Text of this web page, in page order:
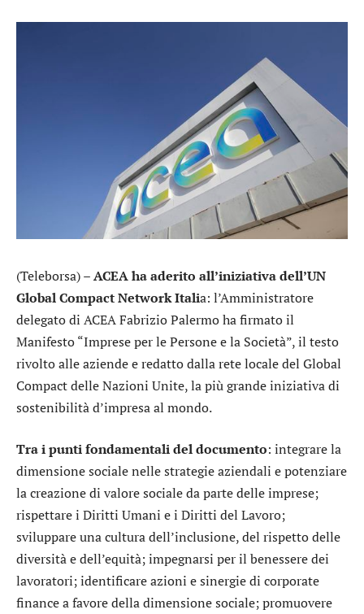
(Teleborsa) –ACEA ha aderito all’iniziativa dell’UN
Global Compact Network Italia: l’Amministratore
delegato di ACEA Fabrizio Palermo ha firmato il
Manifesto “Imprese per le Persone e la Società”, il testo
rivolto alle aziende e redatto dalla rete locale del Global
Compact delle Nazioni Unite, la più grande iniziativa di
sostenibilità d’impresa al mondo.
Tra i punti fondamentali del documento: integrare la
dimensione sociale nelle strategie aziendali e potenziare
la creazione di valore sociale da parte delle imprese;
rispettare i Diritti Umani e i Diritti del Lavoro;
sviluppare una cultura dell’inclusione, del rispetto delle
diversità e dell’equità; impegnarsi per il benessere dei
lavoratori; identificare azioni e sinergie di corporate
finance a favore della dimensione sociale; promuovere